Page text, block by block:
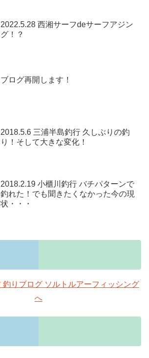
2022.5.28 西湘サーフdeサーフアジン
グ！？
ブログ再開します！
2018.5.6 三浦半島釣行 久しぶりの釣
り！そして大きな変化！
2018.2.19 小櫃川釣行 バチパターンで
釣れた！でも聞きたくなかった今の現
状・・・